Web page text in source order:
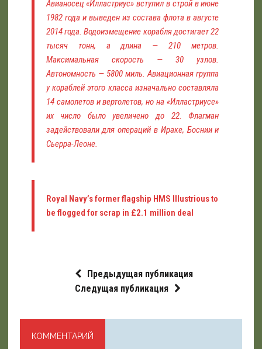
Авианосец «Илластриус» вступил в строй в июне
1982 года и выведен из состава флота в августе
2014 года. Водоизмещение корабля достигает 22
тысяч тонн, а длина — 210 метров.
Максимальная скорость — 30 узлов.
Автономность — 5800 миль. Авиационная группа
у кораблей этого класса изначально составляла
14 самолетов и вертолетов, но на «Илластриусе»
их число было увеличено до 22. Флагман
задействовали для операций в Ираке, Боснии и
Сьерра-Леоне.
Royal Navy’s former flagship HMS Illustrious to
be flogged for scrap in £2.1 million deal
Предыдущая публикация
Следущая публикация
КОММЕНТАРИЙ